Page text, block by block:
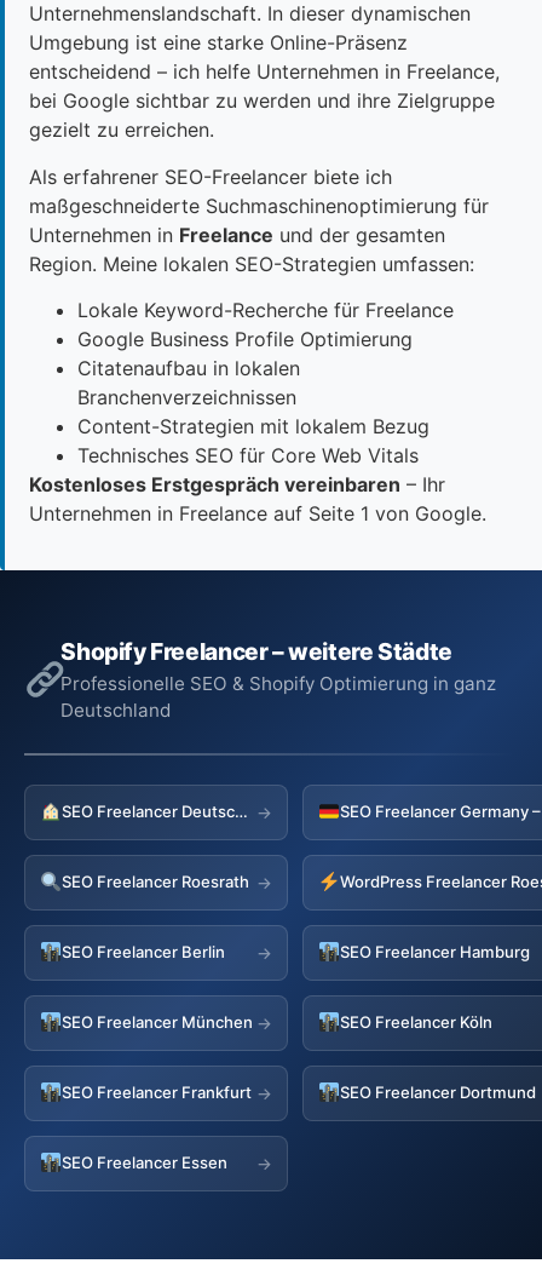
Unternehmenslandschaft. In dieser dynamischen
Umgebung ist eine starke Online-Präsenz
entscheidend – ich helfe Unternehmen in Freelance,
bei Google sichtbar zu werden und ihre Zielgruppe
gezielt zu erreichen.
Als erfahrener SEO-Freelancer biete ich
maßgeschneiderte Suchmaschinenoptimierung für
Unternehmen in Freelance und der gesamten
Region. Meine lokalen SEO-Strategien umfassen:
Lokale Keyword-Recherche für Freelance
Google Business Profile Optimierung
Citatenaufbau in lokalen
Branchenverzeichnissen
Content-Strategien mit lokalem Bezug
Technisches SEO für Core Web Vitals
Kostenloses Erstgespräch vereinbaren – Ihr
Unternehmen in Freelance auf Seite 1 von Google.
Shopify Freelancer – weitere Städte
Professionelle SEO & Shopify Optimierung in ganz
Deutschland
SEO Freelancer Deutschland →
SEO Freelancer Roesrath → WordPress Freelancer
SEO Freelancer Berlin → SEO Freelancer Hamburg
SEO Freelancer München → SEO Freelancer Köln
SEO Freelancer Frankfurt → SEO Freelancer Dortmund
SEO Freelancer Essen →